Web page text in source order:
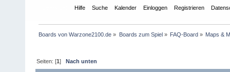
Hilfe Suche Kalender Einloggen Registrieren
Boards von Warzone2100.de » Boards zum Spiel» FAQ-Board» Maps &
Seiten: [1]Nach unten